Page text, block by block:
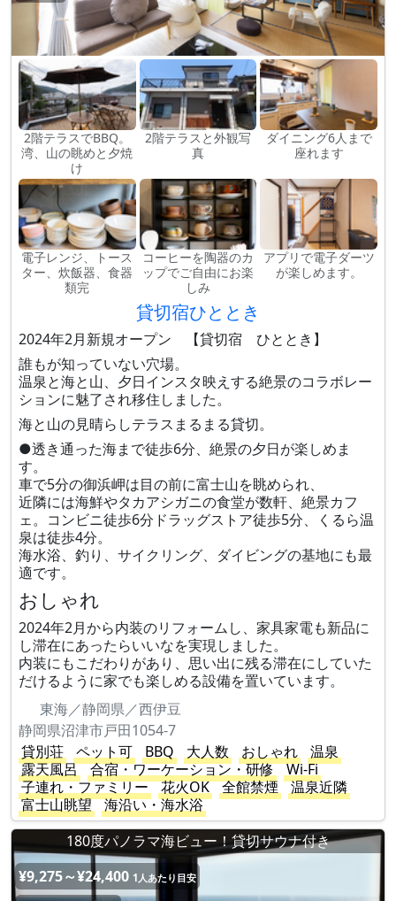
2階テラスでBBQ。
湾、山の眺めと夕焼
け
2階テラスと外観写
真
ダイニング6人まで
座れます
電子レンジ、トース
ター、炊飯器、食器
類完
コーヒーを陶器のカ
ップでご自由にお楽
しみ
アプリで電子ダーツ
が楽しめます。
貸切宿ひととき
2024年2月新規オープン 【貸切宿 ひととき】
誰もが知っていない穴場。
温泉と海と山、夕日インスタ映えする絶景のコラボレー
ションに魅了され移住しました。
海と山の見晴らしテラスまるまる貸切。
●透き通った海まで徒歩6分、絶景の夕日が楽しめま
す。
車で5分の御浜岬は目の前に富士山を眺められ、
近隣には海鮮やタカアシガニの食堂が数軒、絶景カフ
ェ。コンビニ徒歩6分ドラッグストア徒歩5分、くるら温
泉は徒歩4分。
海水浴、釣り、サイクリング、ダイビングの基地にも最
適です。
おしゃれ
2024年2月から内装のリフォームし、家具家電も新品に
し滞在にあったらいいなを実現しました。
内装にもこだわりがあり、思い出に残る滞在にしていた
だけるように家でも楽しめる設備を置いています。
東海／静岡県／西伊豆
静岡県沼津市戸田1054-7
貸別荘
ペット可 BBQ 大人数 おしゃれ
温泉
露天風呂
合宿・ワーケーション・研修
Wi-Fi
子連れ・ファミリー
花火OK 全館禁煙
温泉近隣
富士山眺望
海沿い・海水浴
180度パノラマ海ビュー！貸切サウナ付き
¥9,275～¥24,400 1人あたり目安